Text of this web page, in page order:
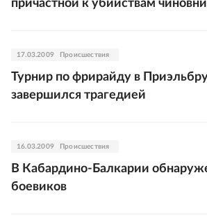
причастной к убийствам
17.03.2009 Происшествия
Турнир по фрирайду в
завершился трагедией
16.03.2009 Происшествия
В Кабардино-Балкарии
боевиков